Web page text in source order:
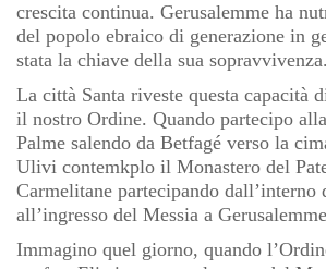
crescita continua. Gerusalemme ha
del popolo ebraico di generazione in
stata la chiave della sua sopravvivenza.
La città Santa riveste questa capacità
il nostro Ordine. Quando partecipo
Palme salendo da Betfagé verso la
Ulivi contemkplo il Monastero del
Carmelitane partecipando dall’interno
all’ingresso del Messia a
Immagino quel giorno, quando